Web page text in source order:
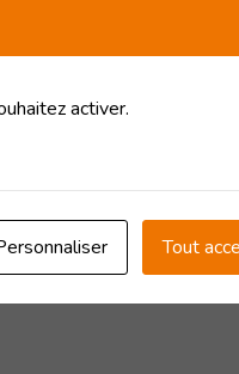
et des
genevoises
afin d’offrir des
activer.
Tout